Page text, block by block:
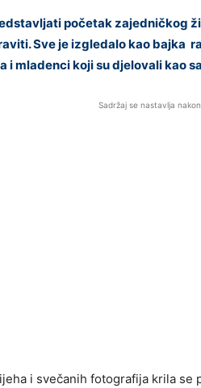
početak zajedničkog
Sve je izgledalo kao bajka
i mladenci koji su djelovali kao
Sadržaj se nastavlja
i svečanih fotografija krila se